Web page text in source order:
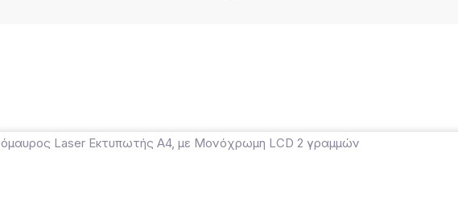
Laser Εκτυπωτής Α4, με Μονόχρωμη LCD 2 γραμμών